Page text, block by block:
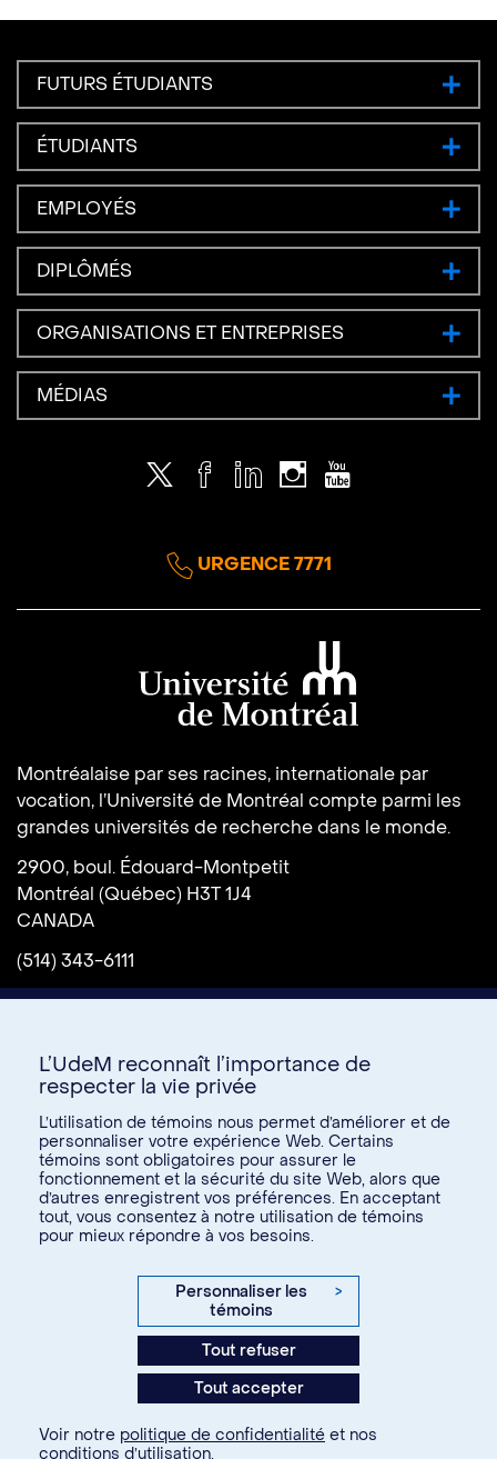
FUTURS ÉTUDIANTS
ÉTUDIANTS
EMPLOYÉS
DIPLÔMÉS
ORGANISATIONS ET ENTREPRISES
MÉDIAS
Twitter Facebook
LinkedInInstagramYoutube
URGENCE 7771
Montréalaise par ses racines, internationale par
vocation, l’Université de Montréal compte parmi les
grandes universités de recherche dans le monde.
2900, boul. Édouard-Montpetit
Montréal (Québec) H3T 1J4
CANADA
(514) 343-6111
Donnez à l’UdeM
U15
© Université de Montréal, 2026. Tous droits réservés.
Confidentialité
Conditions d’utilisation
Paramètres des témoins
L’UdeM reconnaît l’importance de
respecter la vie privée
L’utilisation de témoins nous permet d’améliorer et de
personnaliser votre expérience Web. Certains
témoins sont obligatoires pour assurer le
fonctionnement et la sécurité du site Web, alors que
d’autres enregistrent vos préférences. En acceptant
tout, vous consentez à notre utilisation de témoins
pour mieux répondre à vos besoins.
Personnaliser les
témoins
>
Tout refuser
Tout accepter
Voir notre politique de confidentialité et nos
conditions d’utilisation.